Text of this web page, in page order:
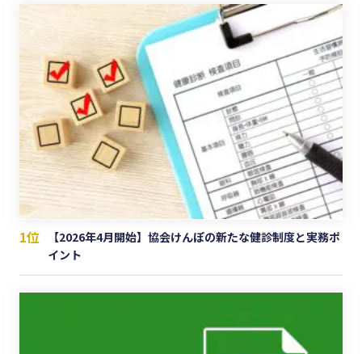
1位
【2026年4月開始】協会けんぽの新たな健診制度と実務ポ
イント